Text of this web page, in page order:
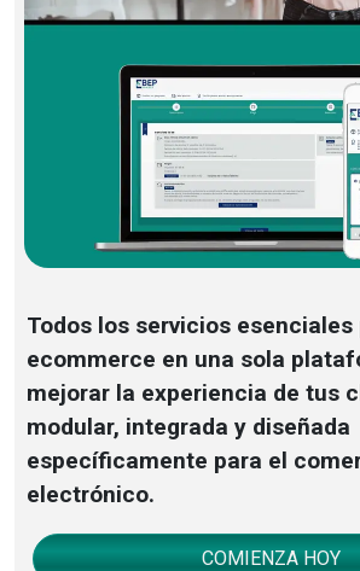
Todos los servicios esenciales
ecommerce en una sola
mejorar la experiencia de tus
modular, integrada y diseñada
específicamente para el
electrónico.
COMIENZA HOY